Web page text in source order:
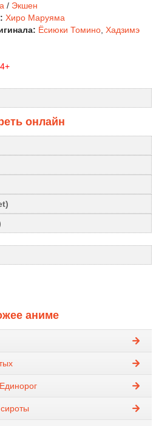
/ Экшен
Хиро Маруяма
Ёсиюки Томино Хадзимэ
онлайн
аниме